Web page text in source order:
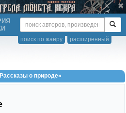
расширенный
поиск по жанру
о природе»